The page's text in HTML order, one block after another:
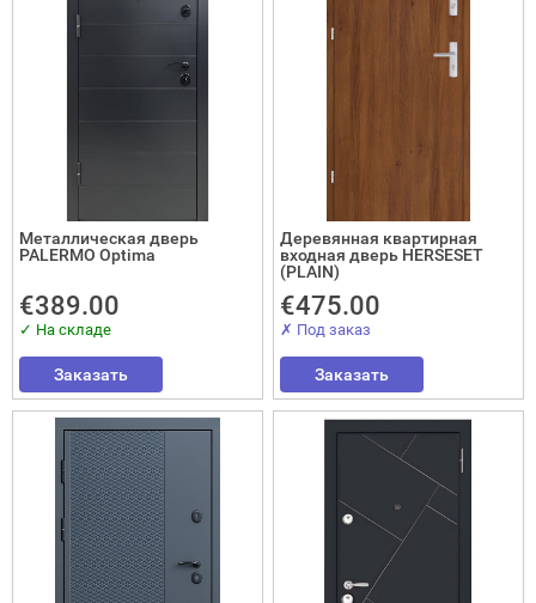
Металлическая дверь
PALERMO Optima
€389.00
✓ На складе
Заказать
Деревянная квартирная
входная дверь HERSESET
(PLAIN)
€475.00
✗ Под заказ
Заказать
Закрыть!